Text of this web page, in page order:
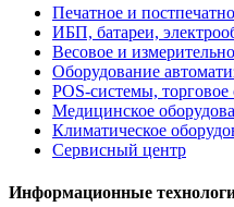
Печатное и
ИБП, батареи,
Весовое и
Оборудование
POS-системы,
Медицинское
Климатическое
Сервисный центр
Информационные